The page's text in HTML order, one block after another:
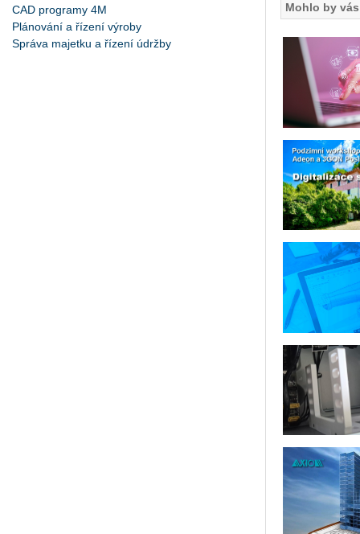
CAD programy 4M
Plánování a řízení výroby
Správa majetku a řízení údržby
Mohlo by